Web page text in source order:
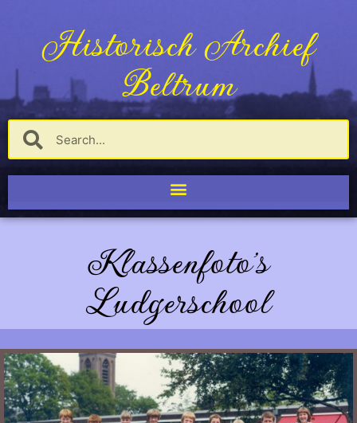
Historisch Archief
Beltrum
Klassenfoto's
Ludgerschool